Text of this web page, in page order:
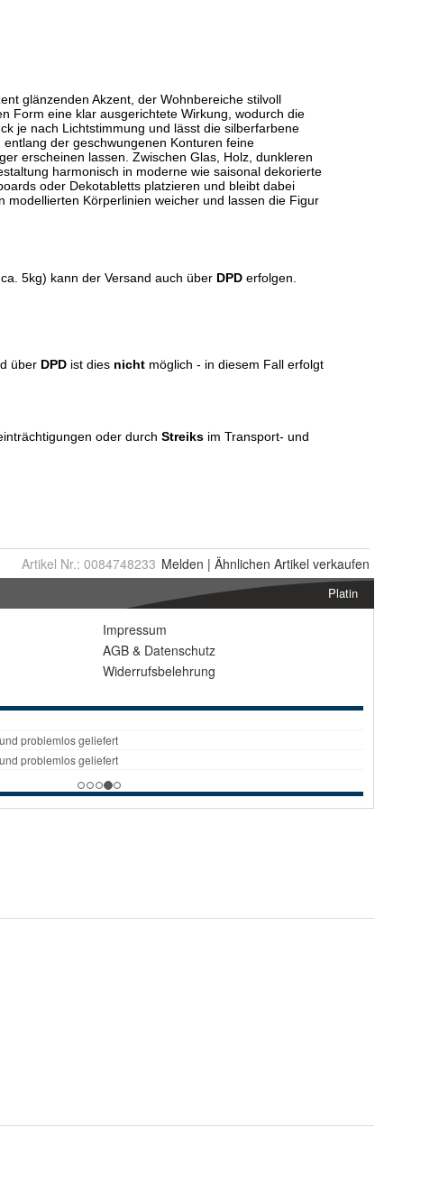
Artikel Nr.: 0084748233 Melden | Ähnlichen Artikel verkaufen
Platin
Impressum
AGB & Datenschutz
Widerrufsbelehrung